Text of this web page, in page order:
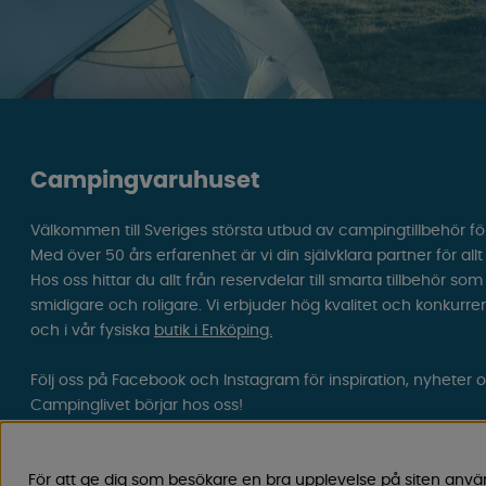
Campingvaruhuset
Välkommen till Sveriges största utbud av campingtillbehör
Med över 50 års erfarenhet är vi din självklara partner för
Hos oss hittar du allt från reservdelar till smarta tillbehör
smidigare och roligare. Vi erbjuder hög kvalitet och
och i vår fysiska butik i Enköping.
Följ oss på Facebook och Instagram för inspiration, nyheter
Campinglivet börjar hos oss!
För att ge dig som besökare en bra upplevelse på siten